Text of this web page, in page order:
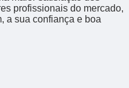
profissionais do mercado,
a sua confiança e boa